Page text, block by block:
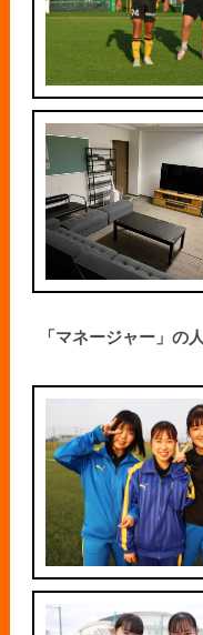
「マネージャー」の